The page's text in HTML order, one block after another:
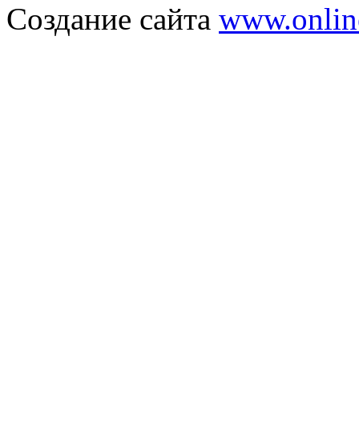
Создание сайта